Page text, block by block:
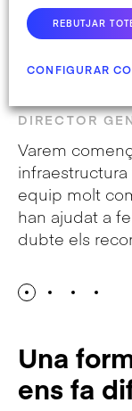
DIRECTOR
Varem
equip molt
han ajudat a
dubte els
Una
ens fa
REBUTJAR
CONFIGURAR